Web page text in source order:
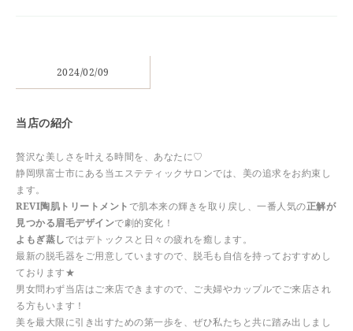
2024/02/09
当店の紹介
贅沢な美しさを叶える時間を、あなたに♡
静岡県富士市にある当エステティックサロンでは、美の追求をお約束し
ます。
REVI陶肌トリートメント で肌本来の輝きを取り戻し、一番人気の正解が
見つかる眉毛デザインで劇的変化！
よもぎ蒸しではデトックスと日々の疲れを癒します。
最新の脱毛器をご用意していますので、脱毛も自信を持っておすすめし
ております★
男女問わず当店はご来店できますので、ご夫婦やカップルでご来店され
る方もいます！
美を最大限に引き出すための第一歩を、ぜひ私たちと共に踏み出しまし